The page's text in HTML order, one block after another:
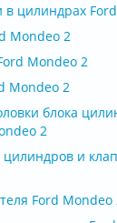
в цилиндрах
Mondeo 2
Mondeo 2
Mondeo 2
блока
2
цилиндров и
Ford Mondeo